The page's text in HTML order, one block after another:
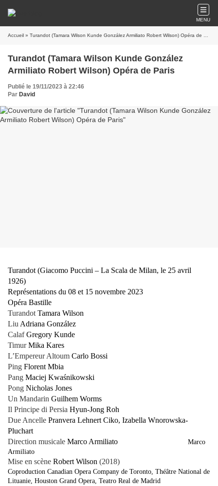
MENU
Accueil » Turandot (Tamara Wilson Kunde González Armiliato Robert Wilson) Opéra de Paris
Turandot (Tamara Wilson Kunde González
Armiliato Robert Wilson) Opéra de Paris
Publié le 19/11/2023 à 22:46
Par David
Turandot (Giacomo Puccini – La Scala de Milan, le 25 avril
1926)
Représentations du 08 et 15 novembre 2023
Opéra Bastille
Turandot Tamara Wilson
Liu Adriana González
CalafGregory Kunde
TimurMika Kares
L’Empereur Altoum Carlo Bossi
Ping Florent Mbia
Pang Maciej Kwaśnikowski
Pong Nicholas Jones
Un Mandarin Guilhem Worms
Il Principe di Persia Hyun-Jong Roh
Due Ancelle Pranvera Lehnert Ciko, Izabella Wnorowska-
Pluchart
Direction musicale Marco Armiliato
Marco
Armiliato
Mise en scène Robert Wilson (2018)
Coproduction Canadian Opera Company de Toronto, Théâtre National de
Lituanie, Houston Grand Opera, Teatro Real de Madrid